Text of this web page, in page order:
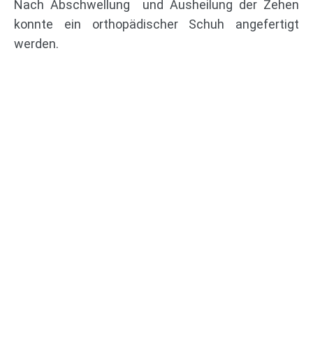
Nach Abschwellung und Ausheilung der Zehen
konnte ein orthopädischer Schuh angefertigt
werden.